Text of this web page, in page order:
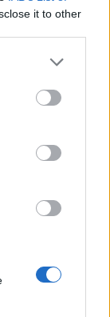
it to other
tejbe
a darált
finomra
adjuk,